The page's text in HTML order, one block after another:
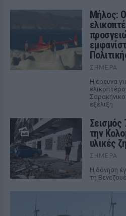
Μήλος: Ο
ΣΉΜΕΡΑ
Η έρευνα
εξέλιξη
Σεισμός
την
υλικές
ΣΉΜΕΡΑ
Η δόνηση
τη